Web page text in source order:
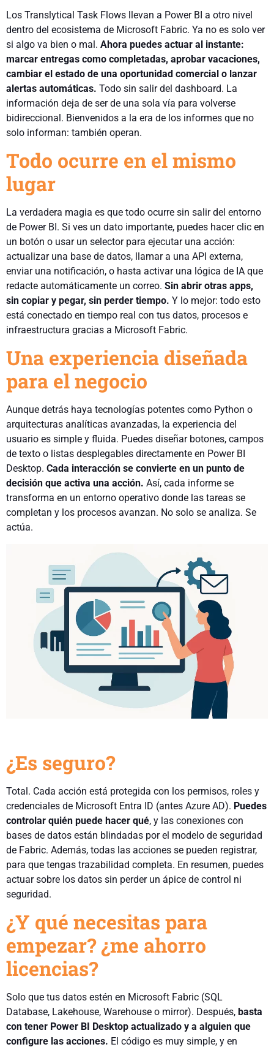
Los Translytical Task Flows llevan a Power BI a otro nivel
dentro del ecosistema de Microsoft Fabric. Ya no es solo ver
si algo va bien o mal. Ahora puedes actuar al instante:
marcar entregas como completadas, aprobar vacaciones,
cambiar el estado de una oportunidad comercial o lanzar
alertas automáticas. Todo sin salir del dashboard. La
información deja de ser de una sola vía para volverse
bidireccional. Bienvenidos a la era de los informes que no
solo informan: también operan.
Todo ocurre en el mismo
lugar
La verdadera magia es que todo ocurre sin salir del entorno
de Power BI. Si ves un dato importante, puedes hacer clic en
un botón o usar un selector para ejecutar una acción:
actualizar una base de datos, llamar a una API externa,
enviar una notificación, o hasta activar una lógica de IA que
redacte automáticamente un correo. Sin abrir otras apps,
sin copiar y pegar, sin perder tiempo. Y lo mejor: todo esto
está conectado en tiempo real con tus datos, procesos e
infraestructura gracias a Microsoft Fabric.
Una experiencia diseñada
para el negocio
Aunque detrás haya tecnologías potentes como Python o
arquitecturas analíticas avanzadas, la experiencia del
usuario es simple y fluida. Puedes diseñar botones, campos
de texto o listas desplegables directamente en Power BI
Desktop. Cada interacción se convierte en un punto de
decisión que activa una acción. Así, cada informe se
transforma en un entorno operativo donde las tareas se
completan y los procesos avanzan. No solo se analiza. Se
actúa.
¿Es seguro?
Total. Cada acción está protegida con los permisos, roles y
credenciales de Microsoft Entra ID (antes Azure AD). Puedes
controlar quién puede hacer qué, y las conexiones con
bases de datos están blindadas por el modelo de seguridad
de Fabric. Además, todas las acciones se pueden registrar,
para que tengas trazabilidad completa. En resumen, puedes
actuar sobre los datos sin perder un ápice de control ni
seguridad.
¿Y qué necesitas para
empezar? ¿me ahorro
licencias?
Solo que tus datos estén en Microsoft Fabric (SQL
Database, Lakehouse, Warehouse o mirror). Después, basta
con tener Power BI Desktop actualizado y a alguien que
configure las acciones. El código es muy simple, y en